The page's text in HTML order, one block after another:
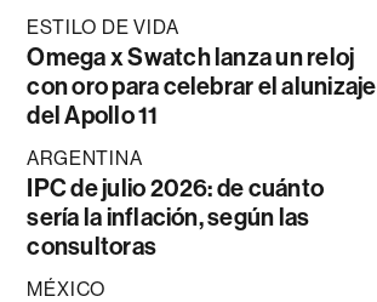
ESTILO DE VIDA
Omega x Swatch lanza un reloj
con oro para celebrar el alunizaje
del Apollo 11
ARGENTINA
IPC de julio 2026: de cuánto
sería la inflación, según las
consultoras
MÉXICO